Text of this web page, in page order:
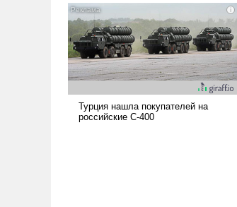
ударами судьбы, брать на себя
ответственность, помогать
слабым, идти вперед и
адаптироваться.